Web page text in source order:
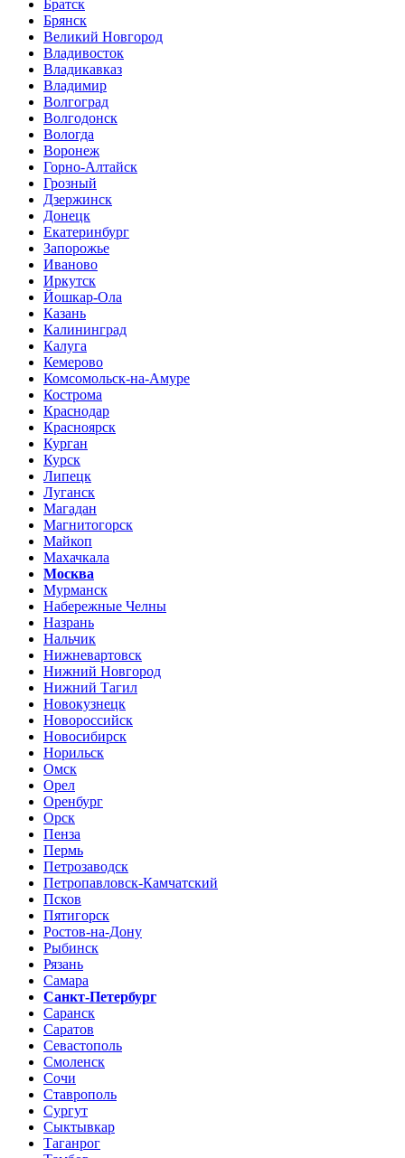
Братск
Брянск
Великий Новгород
Владивосток
Владикавказ
Владимир
Волгоград
Волгодонск
Вологда
Воронеж
Горно-Алтайск
Грозный
Дзержинск
Донецк
Екатеринбург
Запорожье
Иваново
Иркутск
Йошкар-Ола
Казань
Калининград
Калуга
Кемерово
Комсомольск-на-Амуре
Кострома
Краснодар
Красноярск
Курган
Курск
Липецк
Луганск
Магадан
Магнитогорск
Майкоп
Махачкала
Москва
Мурманск
Набережные Челны
Назрань
Нальчик
Нижневартовск
Нижний Новгород
Нижний Тагил
Новокузнецк
Новороссийск
Новосибирск
Норильск
Омск
Орел
Оренбург
Орск
Пенза
Пермь
Петрозаводск
Петропавловск-Камчатский
Псков
Пятигорск
Ростов-на-Дону
Рыбинск
Рязань
Самара
Санкт-Петербург
Саранск
Саратов
Севастополь
Смоленск
Сочи
Ставрополь
Сургут
Сыктывкар
Таганрог